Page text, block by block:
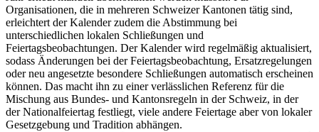
Organisationen, die in mehreren Schweizer Kantonen tätig sind,
erleichtert der Kalender zudem die Abstimmung bei
unterschiedlichen lokalen Schließungen und
Feiertagsbeobachtungen. Der Kalender wird regelmäßig aktualisiert,
sodass Änderungen bei der Feiertagsbeobachtung, Ersatzregelungen
oder neu angesetzte besondere Schließungen automatisch erscheinen
können. Das macht ihn zu einer verlässlichen Referenz für die
Mischung aus Bundes- und Kantonsregeln in der Schweiz, in der
der Nationalfeiertag festliegt, viele andere Feiertage aber von lokaler
Gesetzgebung und Tradition abhängen.